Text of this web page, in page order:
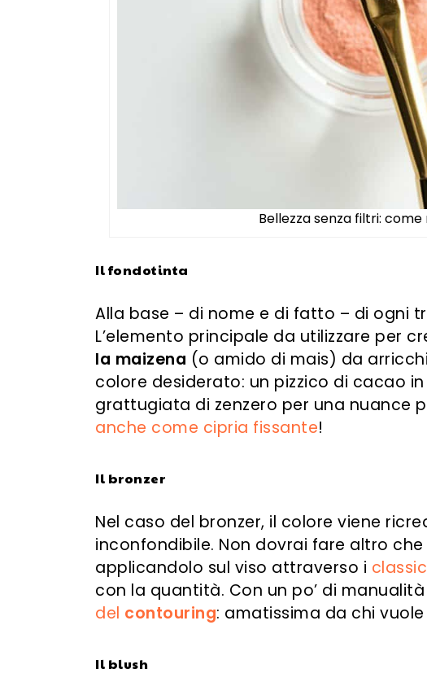
Bellezza senza filtri:
Il fondotinta
Alla base – di nome e di fatto – di ogni
L’elemento principale da utilizzare per
la maizena (o amido di mais) da
colore desiderato: un pizzico di cacao
grattugiata di zenzero per una nuance
anche come cipria fissante!
Il bronzer
Nel caso del bronzer, il colore viene
inconfondibile. Non dovrai fare altro che
applicandolo sul viso attraverso i
con la quantità. Con un po’ di
del contouring: amatissima da chi
Il blush